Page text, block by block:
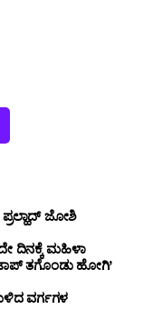
ಪ್ರಲ್ಹಾದ್ ಜೋಶಿ
ದಿನಕ್ಕೆ ಮಹಿಳಾ
ತಗೊಂಡು ಹೋಗಿ’
ವರ್ಗಗಳ